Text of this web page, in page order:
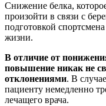
Снижение белка,
произойти в связи с
подготовкой
жизни.
В отличие от
повышение никак не
отклонениями. В
пациенту немедленно
лечащего врача.